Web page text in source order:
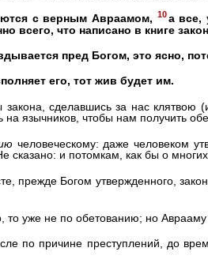
с верным Авраамом, 10 а все,
всего, что написано в книге
пред Богом, это ясно,
его, тот жив будет им.
закона, сделавшись за нас клятвою
на язычников, чтобы нам получить
человеческому: даже человеком
сказано: и потомкам, как бы о
прежде Богом утвержденного,
то уже не по обетованию; но
по причине преступлений, до